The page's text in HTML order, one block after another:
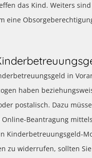
das Kind. Weiters
eine
in
haben
postalisch. Dazu
Beantragung
Kinderbetreuungsgeld-
zu widerrufen, sollten